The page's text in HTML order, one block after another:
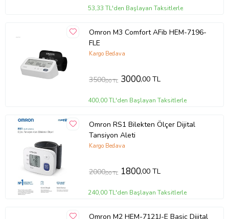
53,33 TL'den Başlayan Taksitlerle
Omron M3 Comfort AFib HEM-7196-
FLE
Kargo Bedava
3500,00 TL 3000,00 TL
400,00 TL'den Başlayan Taksitlerle
Omron RS1 Bilekten Ölçer Dijital
Tansiyon Aleti
Kargo Bedava
2000,00 TL 1800,00 TL
240,00 TL'den Başlayan Taksitlerle
Omron M2 HEM-7121J-E Basic Dijital